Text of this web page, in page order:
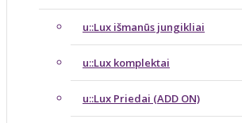
u::Lux išmanūs jungikliai
u::Lux komplektai
u::Lux Priedai (ADD ON)